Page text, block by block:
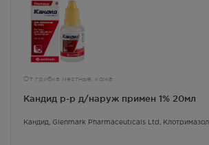
От грибка местные, кожа
Кандид р-р д/наруж примен 1% 20мл
Кандид, Glenmark Pharmaceuticals Ltd, Клотримазол